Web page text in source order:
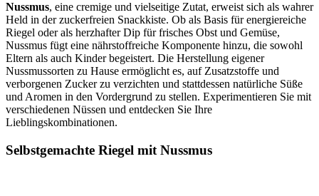
Nussmus, eine cremige und vielseitige Zutat, erweist sich als wahrer
Held in der zuckerfreien Snackkiste. Ob als Basis für energiereiche
Riegel oder als herzhafter Dip für frisches Obst und Gemüse,
Nussmus fügt eine nährstoffreiche Komponente hinzu, die sowohl
Eltern als auch Kinder begeistert. Die Herstellung eigener
Nussmussorten zu Hause ermöglicht es, auf Zusatzstoffe und
verborgenen Zucker zu verzichten und stattdessen natürliche Süße
und Aromen in den Vordergrund zu stellen. Experimentieren Sie mit
verschiedenen Nüssen und entdecken Sie Ihre
Lieblingskombinationen.
Selbstgemachte Riegel mit Nussmus